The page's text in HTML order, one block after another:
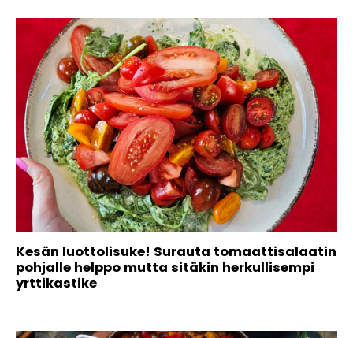
Kesän luottolisuke! Surauta tomaattisalaatin
pohjalle helppo mutta sitäkin herkullisempi
yrttikastike